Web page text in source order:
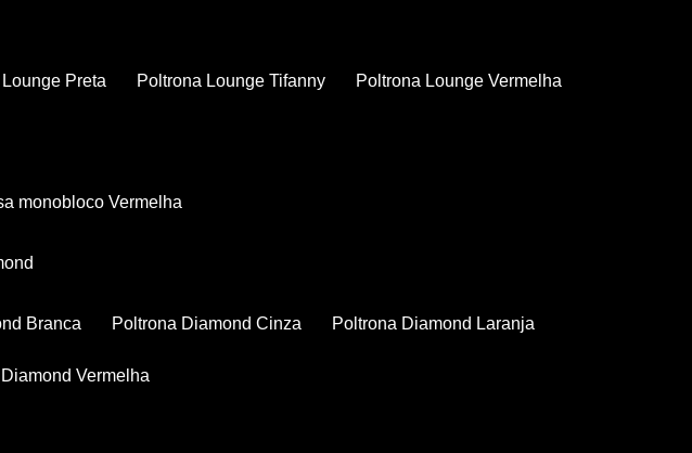
Lounge Preta Poltrona Lounge Tifanny Poltrona Lounge Vermelha
monobloco Vermelha
Branca Poltrona Diamond Cinza Poltrona Diamond Laranja
Diamond Vermelha